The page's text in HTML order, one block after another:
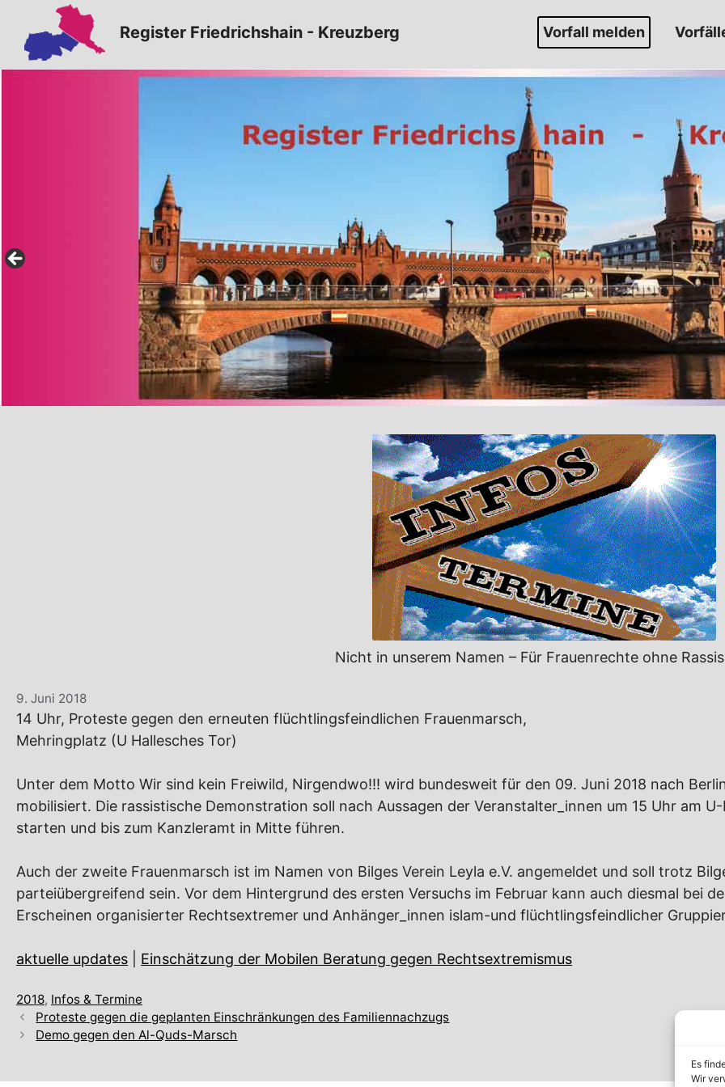
Es
Wir
Inhalt
springen
Register Friedrichshain - Kreuzberg Vorfall melden
Nicht in unserem Namen – Für Frauenrechte ohne
9. Juni 2018
14 Uhr, Proteste gegen den erneuten flüchtlingsfeindlichen Frauenmarsch,
Mehringplatz (U Hallesches Tor)
Unter dem Motto Wir sind kein Freiwild, Nirgendwo!!! wird bundesweit für den 09. Juni 2018 nach
mobilisiert. Die rassistische Demonstration soll nach Aussagen der Veranstalter_innen um 15 Uhr am
starten und bis zum Kanzleramt in Mitte führen.
Auch der zweite Frauenmarsch ist im Namen von Bilges Verein Leyla e.V. angemeldet und soll trotz
parteiübergreifend sein. Vor dem Hintergrund des ersten Versuchs im Februar kann auch diesmal bei
Erscheinen organisierter Rechtsextremer und Anhänger_innen islam-und flüchtlingsfeindlicher
aktuelle updates Einschätzung der Mobilen Beratung gegen Rechtsextremismus
Kategorien
2018, Infos & Termine
Proteste gegen die geplanten Einschränkungen des Familiennachzugs
Demo gegen den Al-Quds-Marsch